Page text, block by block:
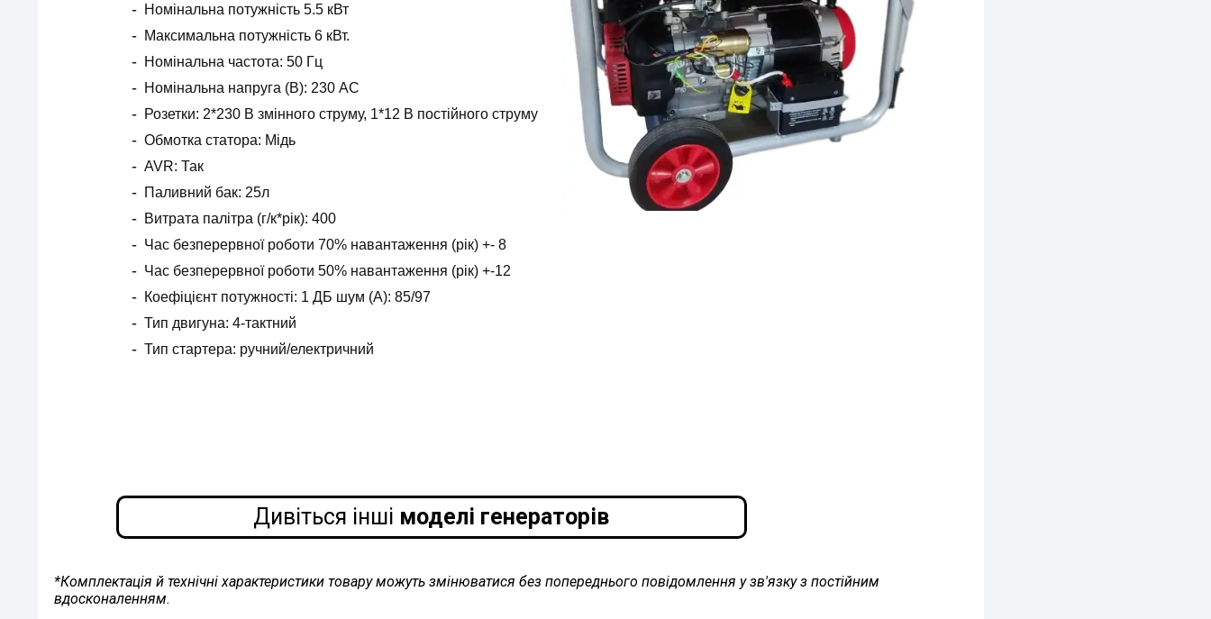
Номінальна потужність 5.5 кВт
Максимальна потужність 6 кВт.
Номінальна частота: 50 Гц
Номінальна напруга (В): 230 АС
Розетки: 2*230 В змінного струму, 1*12 В постійного струму
Обмотка статора: Мідь
AVR: Так
Паливний бак: 25л
Витрата палітра (г/к*рік): 400
Час безперервної роботи 70% навантаження (рік) +- 8
Час безперервної роботи 50% навантаження (рік) +-12
Коефіцієнт потужності: 1 ДБ шум (А): 85/97
Тип двигуна: 4-тактний
Тип стартера: ручний/електричний
Дивіться інші моделі генераторів
*Комплектація й технічні характеристики товару можуть змінюватися без попереднього повідомлення у зв'язку з постійним
вдосконаленням.